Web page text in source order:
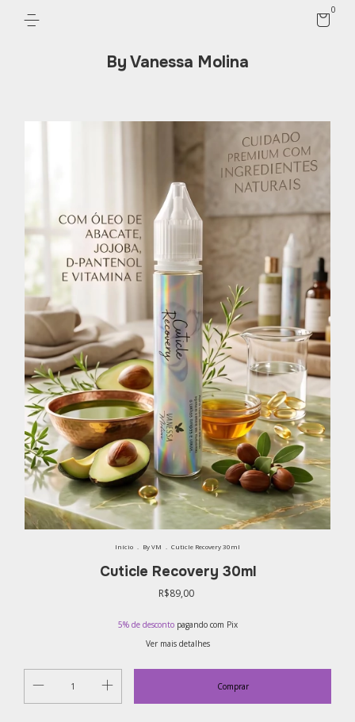
By Vanessa Molina
0
Início By VM Cuticle Recovery 30ml
Cuticle Recovery 30ml
R$89,00
5% de descontopagando com Pix
Ver mais detalhes